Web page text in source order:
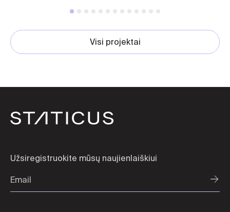
Visi projektai
Užsiregistruokite mūsų naujienlaiškiui